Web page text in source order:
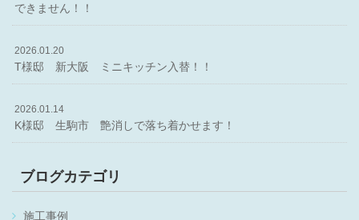
できません！！
2026.01.20
T様邸 新大阪 ミニキッチン入替！！
2026.01.14
K様邸 生駒市 艶消しで落ち着かせます！
ブログカテゴリ
施工事例